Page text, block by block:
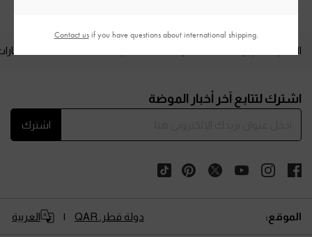
المنتجات الجديدة
اشترك لتتابع آخر أخبار الموضة
اشترك
الموقع: دولة قطر, QAR العربية
Contact usif you have questions about international shipping.